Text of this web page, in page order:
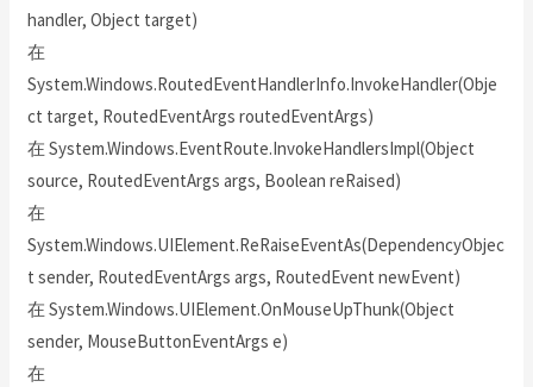
handler, Object target)
在
System.Windows.RoutedEventHandlerInfo.InvokeHandler(Obje
ct target, RoutedEventArgs routedEventArgs)
在 System.Windows.EventRoute.InvokeHandlersImpl(Object
source, RoutedEventArgs args, Boolean reRaised)
在
System.Windows.UIElement.ReRaiseEventAs(DependencyObjec
t sender, RoutedEventArgs args, RoutedEvent newEvent)
在 System.Windows.UIElement.OnMouseUpThunk(Object
sender, MouseButtonEventArgs e)
在